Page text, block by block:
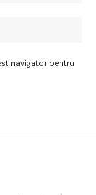
navigator pentru